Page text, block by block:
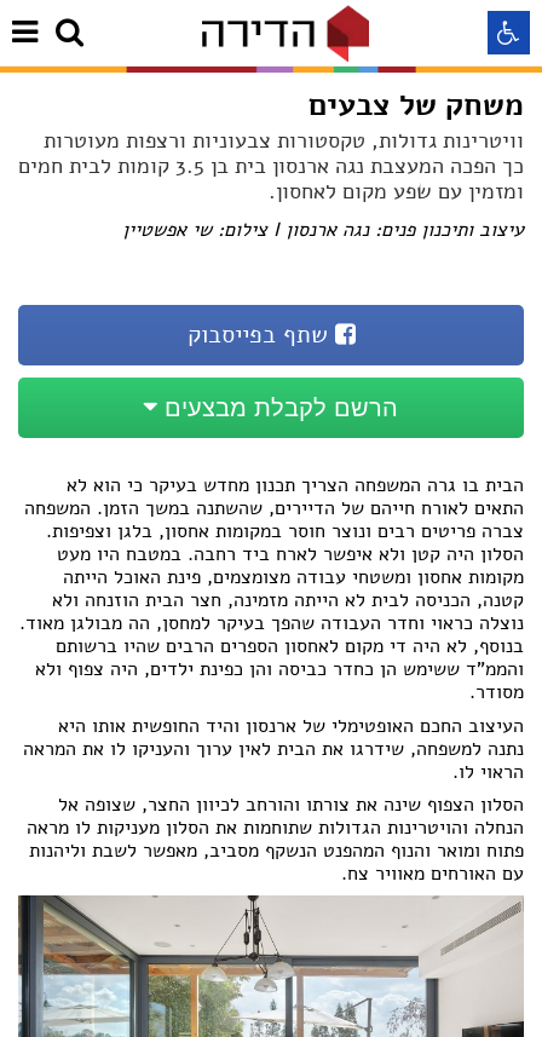
משחק של צבעים
וויטרינות גדולות, טקסטורות צבעוניות ורצפות מעוטרות 
כך הפכה המעצבת נגה ארנסון בית בן 3.5 קומות לבית חמים
ומזמין עם שפע מקום לאחסון.
עיצוב ותיכנון פנים: נגה ארנסון I צילום: שי אפשטיין
הרשם לקבלת מבצעים
שתף בפייסבוק
הבית בו גרה המשפחה הצריך תכנון מחדש בעיקר כי הוא לא
התאים לאורח חייהם של הדיירים, שהשתנה במשך הזמן. המשפחה
צברה פריטים רבים ונוצר חוסר במקומות אחסון, בלגן וצפיפות.
הסלון היה קטן ולא איפשר לארח ביד רחבה. במטבח היו מעט
מקומות אחסון ומשטחי עבודה מצומצמים, פינת האוכל הייתה
קטנה, הכניסה לבית לא הייתה מזמינה, חצר הבית הוזנחה ולא
נוצלה כראוי וחדר העבודה שהפך בעיקר למחסן, הה מבולגן מאוד.
בנוסף, לא היה די מקום לאחסון הספרים הרבים שהיו ברשותם
והממ"ד ששימש הן כחדר כביסה והן כפינת ילדים, היה צפוף ולא
מסודר.
העיצוב החכם האופטימלי של ארנסון והיד החופשית אותו היא
נתנה למשפחה, שידרגו את הבית לאין ערוך והעניקו לו את המראה
הראוי לו.
הסלון הצפוף שינה את צורתו והורחב לכיוון החצר, שצופה אל
הנחלה והויטרינות הגדולות שתוחמות את הסלון מעניקות לו מראה
פתוח ומואר והנוף המהפנט הנשקף מסביב, מאפשר לשבת וליהנות
עם האורחים מאוויר צח.
התאמה לקורא מסך
התאמה לעיוורי צבעים
הדגשת קישורים
Aא Aא Aא
הצהרת נגישות